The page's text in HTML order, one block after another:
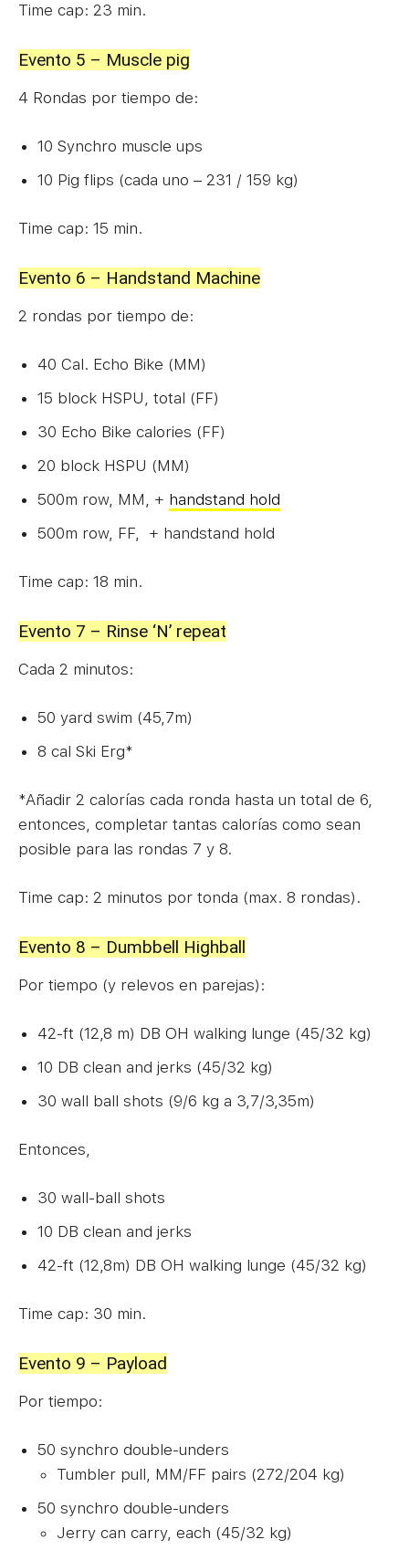
Time cap: 23 min.
Evento 5 – Muscle pig
4 Rondas por tiempo de:
10 Synchro muscle ups
10 Pig flips (cada uno – 231 / 159 kg)
Time cap: 15 min.
Evento 6 – Handstand Machine
2 rondas por tiempo de:
40 Cal. Echo Bike (MM)
15 block HSPU, total (FF)
30 Echo Bike calories (FF)
20 block HSPU (MM)
500m row, MM, + handstand hold
500m row, FF, + handstand hold
Time cap: 18 min.
Evento 7 – Rinse ‘N’ repeat
Cada 2 minutos:
50 yard swim (45,7m)
8 cal Ski Erg*
*Añadir 2 calorías cada ronda hasta un total de 6,
entonces, completar tantas calorías como sean
posible para las rondas 7 y 8.
Time cap: 2 minutos por tonda (max. 8 rondas).
Evento 8 – Dumbbell Highball
Por tiempo (y relevos en parejas):
42-ft (12,8 m) DB OH walking lunge (45/32 kg)
10 DB clean and jerks (45/32 kg)
30 wall ball shots (9/6 kg a 3,7/3,35m)
Entonces,
30 wall-ball shots
10 DB clean and jerks
42-ft (12,8m) DB OH walking lunge (45/32 kg)
Time cap: 30 min.
Evento 9 – Payload
Por tiempo:
50 synchro double-unders
Tumbler pull, MM/FF pairs (272/204 kg)
50 synchro double-unders
Jerry can carry, each (45/32 kg)